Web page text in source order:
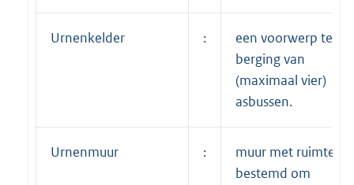
Urnenkelder :
een voorwerp ter
berging van
(maximaal vier)
asbussen.
Urnenmuur :
muur met ruimtes,
bestemd om